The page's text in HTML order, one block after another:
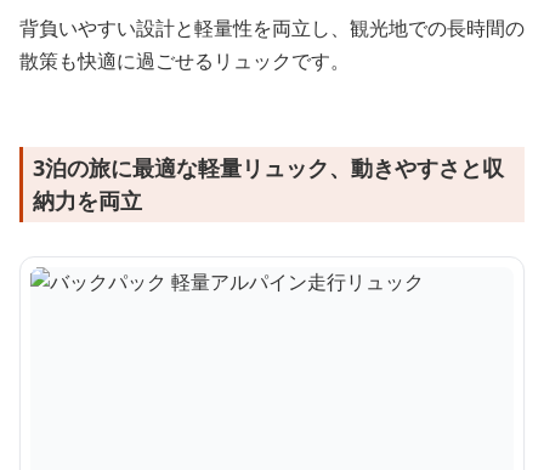
背負いやすい設計と軽量性を両立し、観光地での長時間の
散策も快適に過ごせるリュックです。
3泊の旅に最適な軽量リュック、動きやすさと収
納力を両立